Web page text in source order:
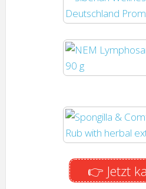
👉 Jetzt